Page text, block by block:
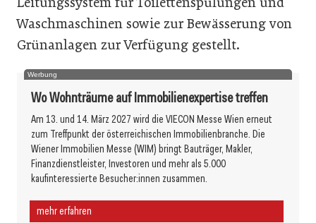
Waschmaschinen sowie zur Bewässerung von
Grünanlagen zur Verfügung gestellt.
Werbung
Wo Wohnträume auf Immobilienexpertise treffen
Am 13. und 14. März 2027 wird die VIECON Messe Wien erneut
zum Treffpunkt der österreichischen Immobilienbranche. Die
Wiener Immobilien Messe (WIM) bringt Bauträger, Makler,
Finanzdienstleister, Investoren und mehr als 5.000
kaufinteressierte Besucher:innen zusammen.
mehr erfahren